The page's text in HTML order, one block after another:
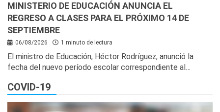
MINISTERIO DE EDUCACIÓN ANUNCIA EL
REGRESO A CLASES PARA EL PRÓXIMO 14 DE
SEPTIEMBRE
06/08/2026 1 minuto de lectura
El ministro de Educación, Héctor Rodríguez, anunció la
fecha del nuevo período escolar correspondiente al…
COVID-19